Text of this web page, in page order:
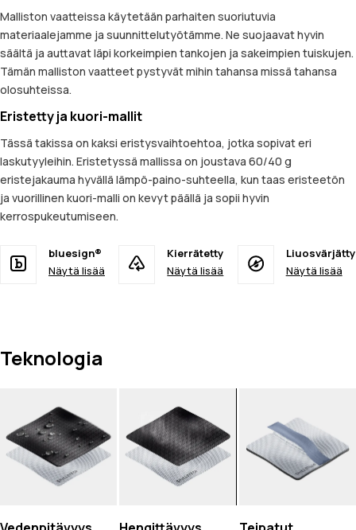
Malliston vaatteissa käytetään parhaiten suoriutuvia
materiaalejamme ja suunnittelutyötämme. Ne suojaavat hyvin
säältä ja auttavat läpi korkeimpien tankojen ja sakeimpien tuiskujen.
Tämän malliston vaatteet pystyvät mihin tahansa missä tahansa
olosuhteissa.
Eristetty ja kuori-mallit
Tässä takissa on kaksi eristysvaihtoehtoa, jotka sopivat eri
laskutyyleihin. Eristetyssä mallissa on joustava 60/40 g
eristejakauma hyvällä lämpö-paino-suhteella, kun taas eristeetön
ja vuorillinen kuori-malli on kevyt päällä ja sopii hyvin
kerrospukeutumiseen.
bluesign®
Näytä lisää
Kierrätetty
Näytä lisää
Liuosvärjätty
Näytä lisää
Teknologia